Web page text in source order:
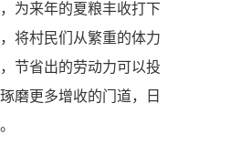
为来年的夏粮丰收打下
将村民们从繁重的体力
节省出的劳动力可以投
磨更多增收的门道，日